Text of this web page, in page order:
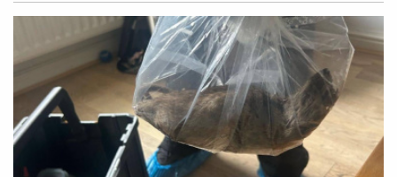
雖然擔負著台灣相關產業發展，也與恆春人榮辱與共，回饋
金則有它的歷史緣由與法律規範目的，請郭部長將心比心，
謙卑以對。」周春米12日晚間即在臉書發文抨擊「郭智輝部
長，你錯了」，認為恆春居民40年來在第一線與核三廠共
存，承受的是不安與風險，從來不是特權與好處；鄉親要的
是安全，是安心！「什麼經濟部長？叫他不要幹了！」尤史
經更是氣憤道，核三睦鄰回饋金是用來進行公共建設，並非
進入私人口袋，是有法律、有機制的，當初參考日本核電廠